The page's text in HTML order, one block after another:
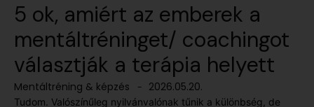
5 ok, amiért az emberek a
mentáltréninget/ coachingot
választják a terápia helyett
Mentáltréning & képzés - 2026.05.20.
Tudom. Valószínűleg nyilvánvalónak tűnik a különbség, de